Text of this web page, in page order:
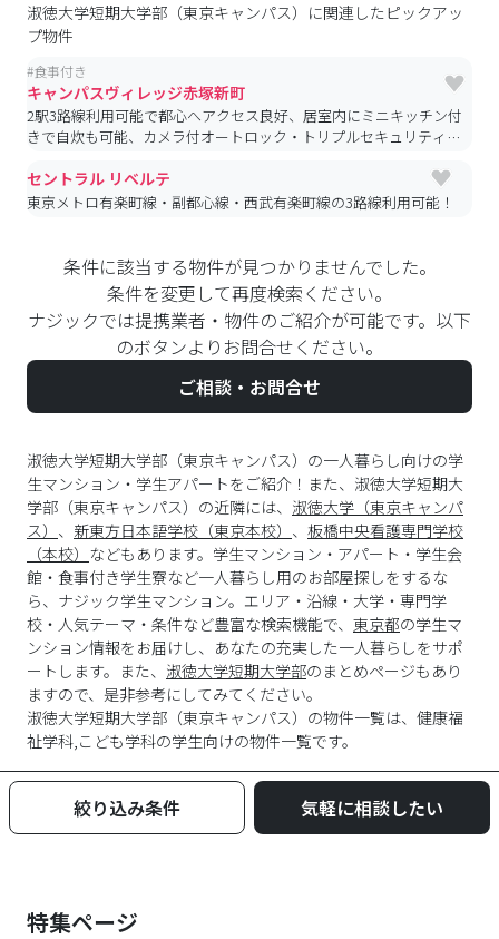
淑徳大学短期大学部（東京キャンパス） に関連したピックアッ
プ物件
#食事付き
キャンパスヴィレッジ赤塚新町
2駅3路線利用可能で都心へアクセス良好、居室内にミニキッチン付
きで自炊も可能、カメラ付オートロック・トリプルセキュリティで
セントラル リベルテ
東京メトロ有楽町線・副都心線・西武有楽町線の3路線利用可能！
条件に該当する物件が見つかりませんでした。
条件を変更して再度検索ください。
ナジックでは提携業者・物件のご紹介が可能です。以下
のボタンよりお問合せください。
ご相談・お問合せ
淑徳大学短期大学部（東京キャンパス）の一人暮らし向けの学
生マンション・学生アパートをご紹介！また、淑徳大学短期大
学部（東京キャンパス）の近隣には、 淑徳大学（東京キャンパ
ス） 、 新東方日本語学校（東京本校） 、 板橋中央看護専門学校
（本校） などもあります。学生マンション・アパート・学生会
館・食事付き学生寮など一人暮らし用のお部屋探しをするな
ら、ナジック学生マンション。エリア・沿線・大学・専門学
校・人気テーマ・条件など豊富な検索機能で、 東京都の学生マ
ンション情報をお届けし、あなたの充実した一人暮らしをサポ
ートします。また、 淑徳大学短期大学部のまとめページもあり
ますので、是非参考にしてみてください。
淑徳大学短期大学部 （東京キャンパス）の物件一覧は、 健康福
祉学科,こども学科の学生向けの物件一覧です。
絞り込み条件 気軽に相談したい
特集ページ